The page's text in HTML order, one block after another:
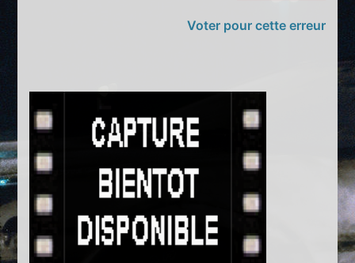
Voter pour cette erreur